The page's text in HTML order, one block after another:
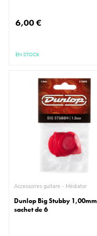
6,00 €
EN STOCK
Accessoires guitare - Médiator
Dunlop Big Stubby 1,00mm
sachet de 6